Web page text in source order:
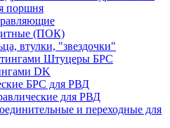
поршня
(ПОК)
втулки, "звездочки"
Штуцеры БРС
DK
БРС для РВД
для РВД
и переходные для